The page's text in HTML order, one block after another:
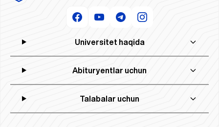
Universitet haqida
Abituryentlar uchun
Talabalar uchun